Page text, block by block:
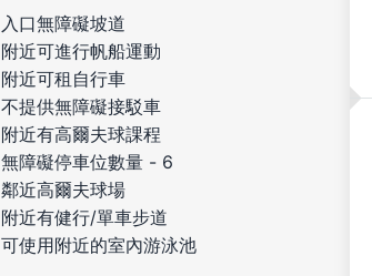
入口無障礙坡道
附近可進行帆船運動
附近可租自行車
不提供無障礙接駁車
附近有高爾夫球課程
無障礙停車位數量 - 6
鄰近高爾夫球場
附近有健行/單車步道
可使用附近的室內游泳池